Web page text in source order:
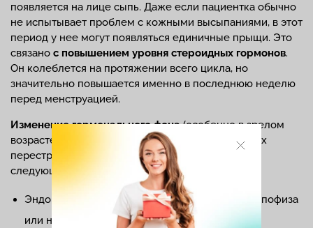
появляется на лице сыпь. Даже если пациентка обычно
не испытывает проблем с кожными высыпаниями, в этот
период у нее могут появляться единичные прыщи. Это
связано с повышением уровня стероидных гормонов.
Он колеблется на протяжении всего цикла, но
значительно повышается именно в последнюю неделю
перед менструацией.
Изменение гормонального фона(особенно в зрелом
возрасте, когда уже не происходит гормональных
перестроек организма) бывает обусловлено
следующими заболеваниями:
Эндокринными нарушениями (патологиями гипофиза
или надпочечников).